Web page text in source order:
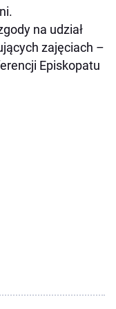
na udział
zajęciach –
Episkopatu